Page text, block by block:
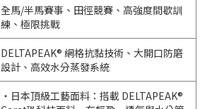
全馬/半馬賽事、田徑競賽、高強度間歇訓
練、極限挑戰
DELTAPEAK® 網格抗黏技術、大開口防磨
設計、高效水分蒸發系統
・日本頂級工藝面料：搭載 DELTAPEAK®